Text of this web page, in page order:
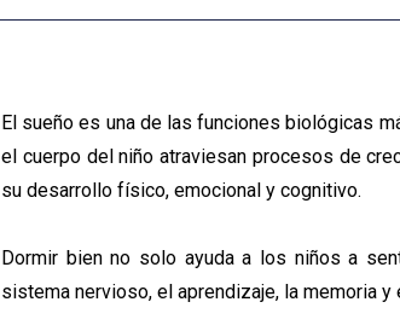
El sueño es una de las funciones biológicas
el cuerpo del niño atraviesan procesos de
su desarrollo físico, emocional y cognitivo.
Dormir bien no solo ayuda a los niños a
sistema nervioso, el aprendizaje, la memoria